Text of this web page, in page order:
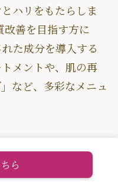
ハリをもたらしま
善を目指す方に
た成分を導入する
メントや、肌の再
など、多彩なメニュ
方、お勤めの方に
長年の肌悩みを解
ら